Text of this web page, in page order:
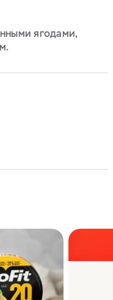
ягодами,